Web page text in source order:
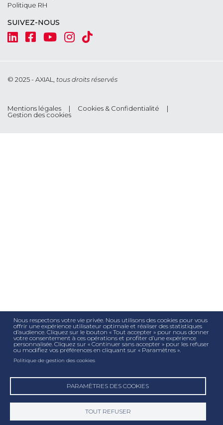
Politique RH
SUIVEZ-NOUS
Nous respectons votre vie privée. Nous utilisons des cookies pour vous
offrir une expérience utilisateur optimale et réaliser des statistiques
d’audience. Cliquez sur le bouton « Tout accepter » pour nous donner
votre consentement à ces opérations et profiter d’une expérience
personnalisée. Cliquez sur « Continuer sans accepter » pour les refuser
ou modifiez vos préférences en cliquant sur « Paramètres ».
Politique de gestion des cookies
PARAMÈTRES DES COOKIES
TOUT REFUSER
© 2025 - AXIAL, tous droits réservés
Footer
Mentions légales
Cookies & Confidentialité
Gestion des cookies